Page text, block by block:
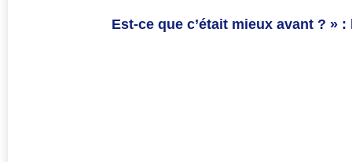
Est-ce que c’était mieux avant ? »